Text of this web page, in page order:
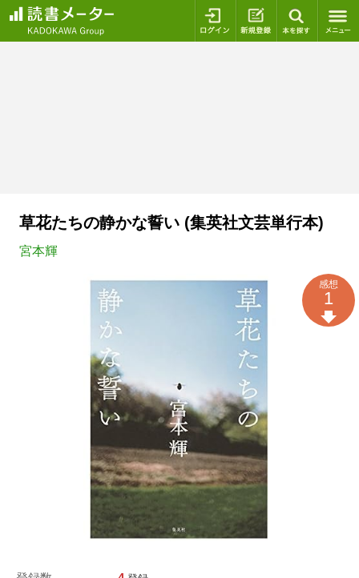
ログイン 新規登録
草花たちの静かな誓い (集英社文芸単行本)
宮本輝
感想
1